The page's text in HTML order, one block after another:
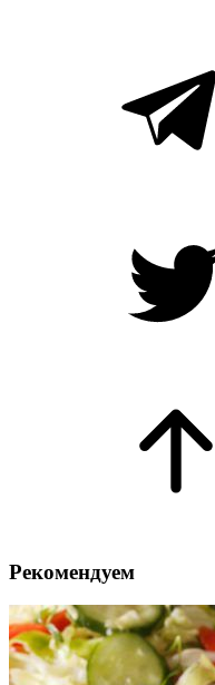
Рекомендуем